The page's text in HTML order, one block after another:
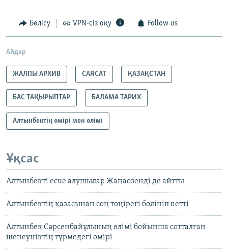
Бөлісу VPN-сіз оқу Follow us
Айдар
ЖАЛПЫ АРХИВ САЯСАТ ҚАЗАҚСТАН
БАС ТАҚЫРЫПТАР БАЛАМА ТАРИХ
Алтынбектің өмірі мен өлімі
Ұқсас
Алтынбекті еске алушылар Жаңаөзенді де айтты
Алтынбектің қазасынан соң төңірегі бөлініп кетті
Алтынбек Сәрсенбайұлының өлімі бойынша сотталған
шенеуніктің түрмедегі өмірі